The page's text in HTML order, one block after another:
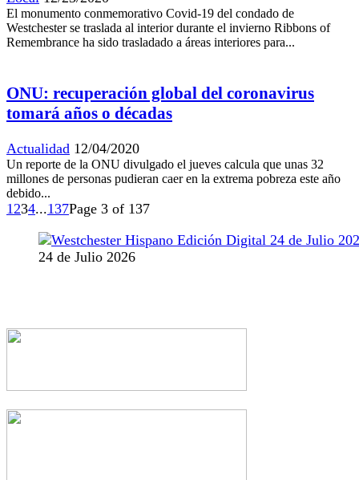
El monumento conmemorativo Covid-19 del condado de
Westchester se traslada al interior durante el invierno Ribbons of
Remembrance ha sido trasladado a áreas interiores para...
ONU: recuperación global del coronavirus
tomará años o décadas
Actualidad 12/04/2020
Un reporte de la ONU divulgado el jueves calcula que unas 32
millones de personas pudieran caer en la extrema pobreza este año
debido...
1234...137Page 3 of 137
24 de Julio 2026